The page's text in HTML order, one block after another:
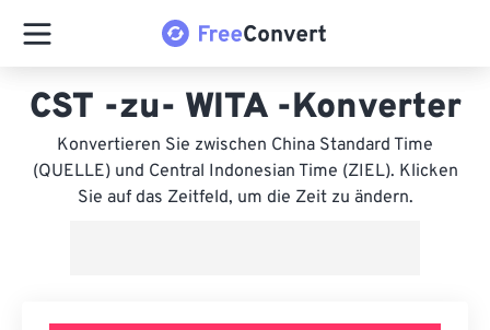
CST -zu- WITA -Konverter
Konvertieren Sie zwischen China Standard Time
(QUELLE) und Central Indonesian Time (ZIEL). Klicken
Sie auf das Zeitfeld, um die Zeit zu ändern.